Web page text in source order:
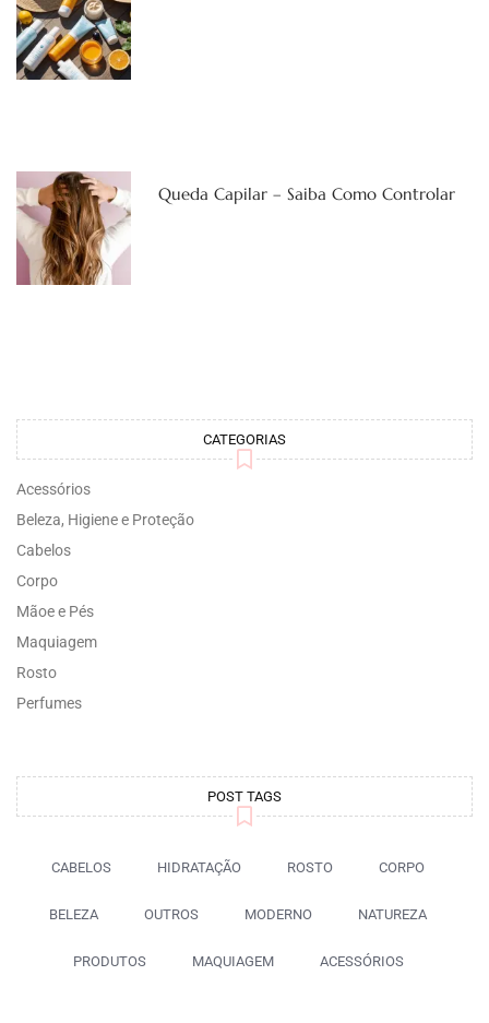
Queda Capilar – Saiba Como Controlar
CATEGORIAS
Acessórios
Beleza, Higiene e Proteção
Cabelos
Corpo
Mãoe e Pés
Maquiagem
Rosto
Perfumes
POST TAGS
CABELOS HIDRATAÇÃO ROSTO CORPO
BELEZA OUTROS MODERNO NATUREZA
PRODUTOS MAQUIAGEM ACESSÓRIOS